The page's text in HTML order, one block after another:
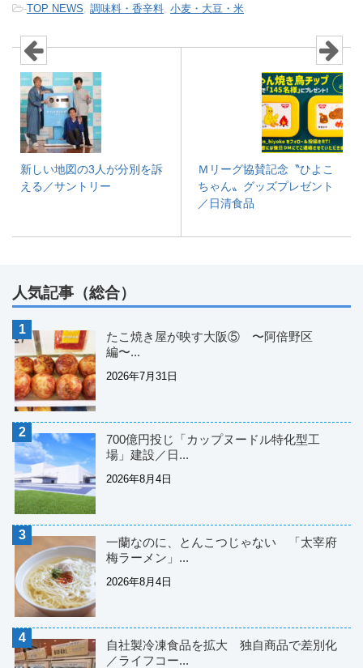
-TOP NEWS 調味料・香辛料 小麦・大豆・米
新しい地図の3人が分別を訴
える／サントリー
Ｍリーグ協賛記念〝ひよこ
ちゃん〟グッズプレゼント
／日清食品
人気記事（総合）
たこ焼き屋が映す大阪⑤ 〜阿倍野区
編〜...
2026年7月31日
700億円投じ「カップヌードル特化型工
場」建設／日...
2026年8月4日
一蘭なのに、とんこつじゃない 「太宰府
梅ラーメン」...
2026年8月4日
自社製冷凍食品を拡大 独自商品で差別化
／ライフコー...